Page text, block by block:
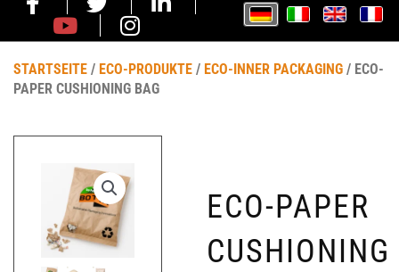
STARTSEITE / ECO-PRODUKTE / ECO-INNER PACKAGING / ECO-
PAPER CUSHIONING BAG
ECO-PAPER
CUSHIONING